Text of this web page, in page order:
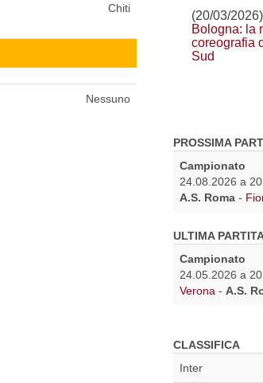
Chiti
Nessuno
(20/03/2026)
Bologna: la
coreografia
Sud
PROSSIMA
Campionato
24.08.2026 a
A.S. Roma -
ULTIMA
Campionato
24.05.2026 a
Verona - A.S.
CLASSIFICA
Inter